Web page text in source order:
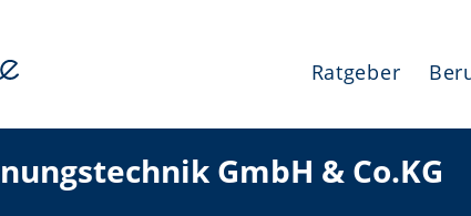
Ratgeber
GmbH & Co.KG